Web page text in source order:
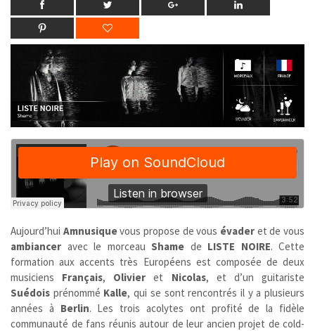
Aujourd’hui Amnusiquevous propose de vous évader et de vous
ambiancer avec le morceau Shame de LISTE NOIRE. Cette
formation aux accents très Européens est composée de deux
musiciens Français, Olivier et Nicolas, et d’un guitariste
Suédois prénommé Kalle, qui se sont rencontrés il y a plusieurs
années à Berlin. Les trois acolytes ont profité de la fidèle
communauté de fans réunis autour de leur ancien projet de cold-